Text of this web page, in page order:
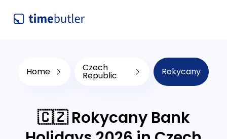
Home Czech
Republic Rokycany
🇨🇿 Rokycany Bank